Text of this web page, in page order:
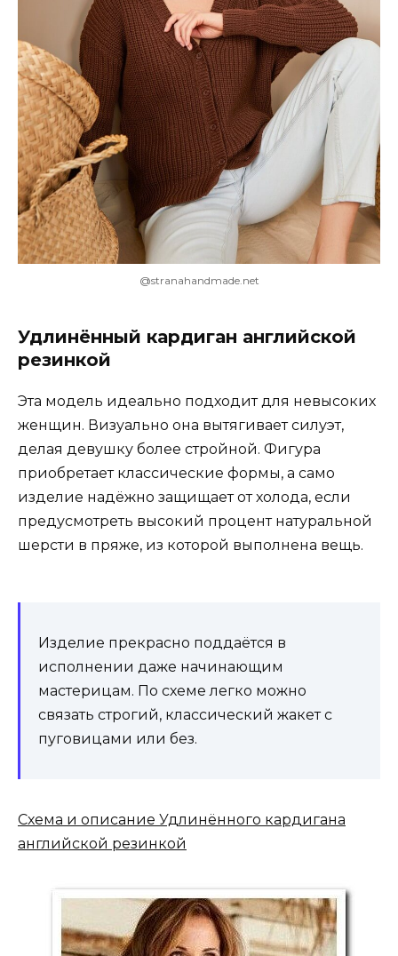
@stranahandmade.net
Удлинённый кардиган английской
резинкой
Эта модель идеально подходит для невысоких
женщин. Визуально она вытягивает силуэт,
делая девушку более стройной. Фигура
приобретает классические формы, а само
изделие надёжно защищает от холода, если
предусмотреть высокий процент натуральной
шерсти в пряже, из которой выполнена вещь.
Изделие прекрасно поддаётся в
исполнении даже начинающим
мастерицам. По схеме легко можно
связать строгий, классический жакет с
пуговицами или без.
Схема и описание Удлинённого кардигана
английской резинкой